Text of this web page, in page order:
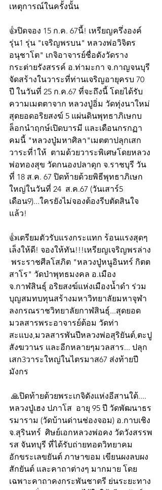
เหตุการณ์ในครั้งนั้น
👍ปิดจอง 15 ก.ค. 67นี้! เหรียญครึ่งองค์
รุ่น1 รุ่น "เจริญพรบน" หลวงพ่อวิจิตร
อนุชาโต" เกจิอาจารย์ชื่อดังวัดราง
กระต่ายรังสรรค์ อ.ท่ามะกา จ.กาญจนบุรี
จัดสร้างในวาระที่ท่านเจริญอายุครบ 70
ปี ในวันที่ 25 ก.ค.67 ที่จะถึงนี้ โดยได้รับ
ความเมตตาจาก หลวงปู่อิ่ม วัดทุ่งนาใหม่
สุดยอดอริยสงฆ์ 5 แผ่นดินพุทธาภิเษกบ
ล็อกนำฤกษ์เปิดบารมี และเดือนกรกฏา
คมนี้ "หลวงปู่มหาศิลา"เมตตาปลุกเสก
วาระที่1ให้  ตามด้วยวาระพิเศษโดยหลวง
พ่อทองสุข วัดกนองปลาดุก จ.ราชบุรี วัน
ที่ 18 ส.ค. 67 ปิดท้ายด้วยพิธีพุทธาภิเษก
ใหญ่ในวันที่ 24  ส.ค.67 (วันเสาร์5
เดือน9)...ใครยังไม่จองต้องรีบตัดสินใจ
แล้ว!
👍เตรียมตัวรับแรงกระแทก ร้อนแรงสุดๆ
เล็งให้ดี! จองให้ทัน!!!เหรียญเจริญพรล่าง
พระราชศีลโสภิต "หลวงปู่หนูอินทร์ กิตต
สาโร" วัดป่าพุทธมงคล อ.เมือง
จ.กาฬสินธุ์ อริยสงฆ์แห่งเมืองน้ำดำ ร่วม
บุญสมทบทุนสร้างมหาวิทยาลัยมหาจุฬา
ลงกรณราชวิทยาลัยกาฬสินธุ์...สุดยอด
มวลสารพระอาจารย์ต้อม วัดท่า
สะแบง,มวลสารพันปีหลวงพ่อสุริยันต์,ตะปู
สังฆวานร และอีกหลายๆมวลสาร... ปลุก
เสก3วาระใหญ่ในไตรมาส67 ส่งท้ายปี
มังกร
หลวงปู่เฮง ปภาโส  อายุ 95 ปี วัดพัฒนาธร
รมาราม (วัดบ้านด่านช่องจอม) อ.กาบเชิง
จ.สุรินทร์  ศิษย์เอกหลวงพ่อคง วัดวังสรรพ
รส จันทบุรี ที่ได้รับถ่ายทอดวิทยาคม
อักขระเลขยันต์ ภาษาขอม เขียนผงลบผง
สักยันต์ และคาถาต่างๆ มากมาย โดย
เฉพาะคาถาคงกระพันชาตรี ย่นระยะทาง